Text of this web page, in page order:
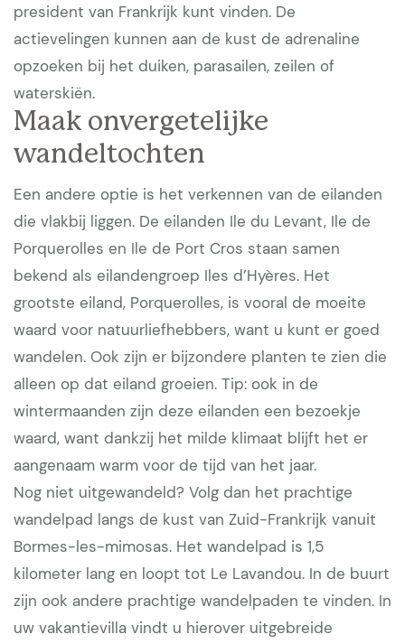
president van Frankrijk kunt vinden. De
actievelingen kunnen aan de kust de adrenaline
opzoeken bij het duiken, parasailen, zeilen of
waterskiën.
Maak onvergetelijke
wandeltochten
Een andere optie is het verkennen van de eilanden
die vlakbij liggen. De eilanden Ile du Levant, Ile de
Porquerolles en Ile de Port Cros staan samen
bekend als eilandengroep Iles d’Hyères. Het
grootste eiland, Porquerolles, is vooral de moeite
waard voor natuurliefhebbers, want u kunt er goed
wandelen. Ook zijn er bijzondere planten te zien die
alleen op dat eiland groeien. Tip: ook in de
wintermaanden zijn deze eilanden een bezoekje
waard, want dankzij het milde klimaat blijft het er
aangenaam warm voor de tijd van het jaar.
Nog niet uitgewandeld? Volg dan het prachtige
wandelpad langs de kust van Zuid-Frankrijk vanuit
Bormes-les-mimosas. Het wandelpad is 1,5
kilometer lang en loopt tot Le Lavandou. In de buurt
zijn ook andere prachtige wandelpaden te vinden. In
uw vakantievilla vindt u hierover uitgebreide